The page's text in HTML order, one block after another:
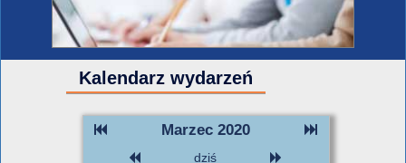
Kalendarz wydarzeń
Marzec 2020
dziś